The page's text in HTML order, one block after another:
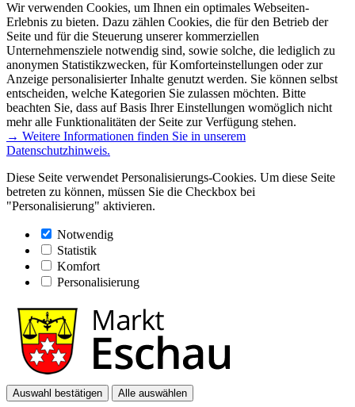
Wir verwenden Cookies, um Ihnen ein optimales Webseiten-
Erlebnis zu bieten. Dazu zählen Cookies, die für den Betrieb der
Seite und für die Steuerung unserer kommerziellen
Unternehmensziele notwendig sind, sowie solche, die lediglich zu
anonymen Statistikzwecken, für Komforteinstellungen oder zur
Anzeige personalisierter Inhalte genutzt werden. Sie können selbst
entscheiden, welche Kategorien Sie zulassen möchten. Bitte
beachten Sie, dass auf Basis Ihrer Einstellungen womöglich nicht
mehr alle Funktionalitäten der Seite zur Verfügung stehen.
→ Weitere Informationen finden Sie in unserem
Datenschutzhinweis.
Diese Seite verwendet Personalisierungs-Cookies. Um diese Seite
betreten zu können, müssen Sie die Checkbox bei
"Personalisierung" aktivieren.
Notwendig
Statistik
Komfort
Personalisierung
Auswahl bestätigen Alle auswählen